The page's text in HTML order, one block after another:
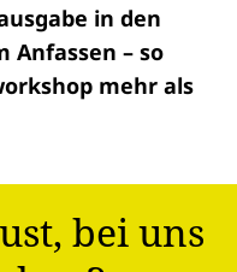
in den
Anfassen – so
mehr als
bei uns